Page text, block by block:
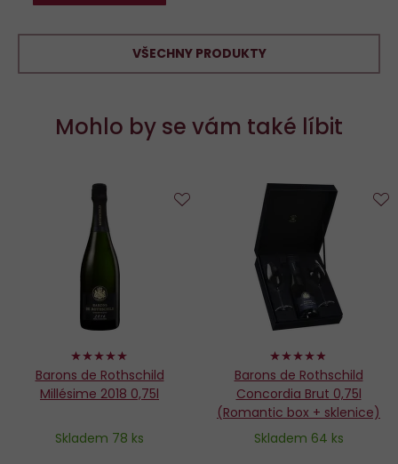
VŠECHNY PRODUKTY
Mohlo by se vám také líbit
100%
Barons de Rothschild
Millésime 2018 0,75l
Skladem 78 ks
oblíbených
96%
Barons de Rothschild
Concordia Brut 0,75l
(Romantic box + sklenice)
Skladem 64 ks